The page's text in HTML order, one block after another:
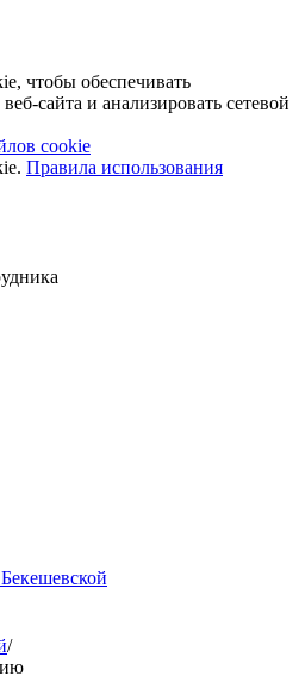
чтобы обеспечивать
сайта и анализировать сетевой
cookie
Правила использования
/